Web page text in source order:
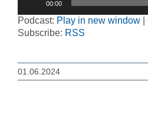
00:00
Podcast: Play in new window
Subscribe: RSS
01.06.2024